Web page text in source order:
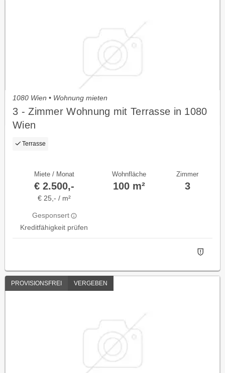
1080 Wien • Wohnung mieten
3 - Zimmer Wohnung mit Terrasse in 1080
Wien
Terrasse
Miete / Monat
€ 2.500,-
€ 25,- / m²
Gesponsert
Kreditfähigkeit prüfen
Wohnfläche
100 m²
Zimmer
3
PROVISIONSFREI VERGEBEN